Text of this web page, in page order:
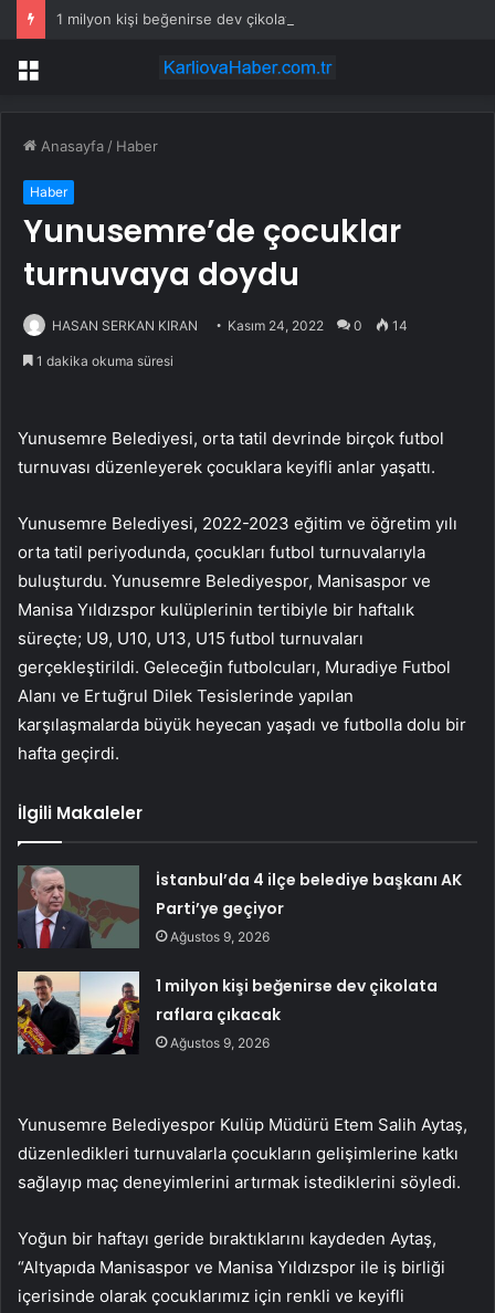
1 milyon kişi beğenirse dev çikolata raflara çıkacak
Menü
Anasayfa / Haber
Haber
Yunusemre’de çocuklar
turnuvaya doydu
HASAN SERKAN KIRAN Kasım 24, 2022 0 14
1 dakika okuma süresi
Yunusemre Belediyesi, orta tatil devrinde birçok futbol
turnuvası düzenleyerek çocuklara keyifli anlar yaşattı.
Yunusemre Belediyesi, 2022-2023 eğitim ve öğretim yılı
orta tatil periyodunda, çocukları futbol turnuvalarıyla
buluşturdu. Yunusemre Belediyespor, Manisaspor ve
Manisa Yıldızspor kulüplerinin tertibiyle bir haftalık
süreçte; U9, U10, U13, U15 futbol turnuvaları
gerçekleştirildi. Geleceğin futbolcuları, Muradiye Futbol
Alanı ve Ertuğrul Dilek Tesislerinde yapılan
karşılaşmalarda büyük heyecan yaşadı ve futbolla dolu bir
hafta geçirdi.
İlgili Makaleler
İstanbul’da 4 ilçe belediye başkanı AK
Parti’ye geçiyor
Ağustos 9, 2026
1 milyon kişi beğenirse dev çikolata
raflara çıkacak
Ağustos 9, 2026
Yunusemre Belediyespor Kulüp Müdürü Etem Salih Aytaş,
düzenledikleri turnuvalarla çocukların gelişimlerine katkı
sağlayıp maç deneyimlerini artırmak istediklerini söyledi.
Yoğun bir haftayı geride bıraktıklarını kaydeden Aytaş,
“Altyapıda Manisaspor ve Manisa Yıldızspor ile iş birliği
içerisinde olarak çocuklarımız için renkli ve keyifli